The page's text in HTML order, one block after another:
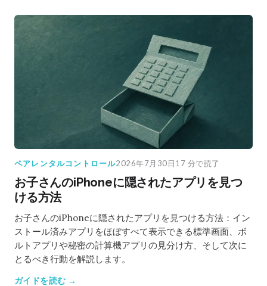
ペアレンタルコントロール2026年7月30日17 分で読了
お子さんのiPhoneに隠されたアプリを見つ
ける方法
お子さんのiPhoneに隠されたアプリを見つける方法：イン
ストール済みアプリをほぼすべて表示できる標準画面、ボ
ルトアプリや秘密の計算機アプリの見分け方、そして次に
とるべき行動を解説します。
ガイドを読む →